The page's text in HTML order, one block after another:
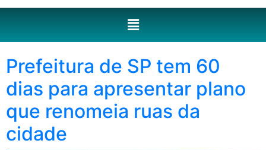
Prefeitura de SP tem 60
dias para apresentar plano
que renomeia ruas da
cidade